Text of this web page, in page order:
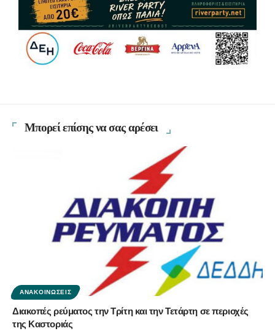
Μπορεί επίσης να σας αρέσει
ΑΝΑΚΟΙΝΏΣΕΙΣ
Διακοπές ρεύματος την Τρίτη και την Τετάρτη σε περιοχές
της Καστοριάς